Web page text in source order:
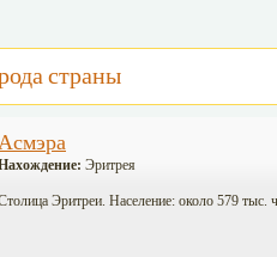
страны
Эритрея
Эритреи. Население: около 579 тыс.